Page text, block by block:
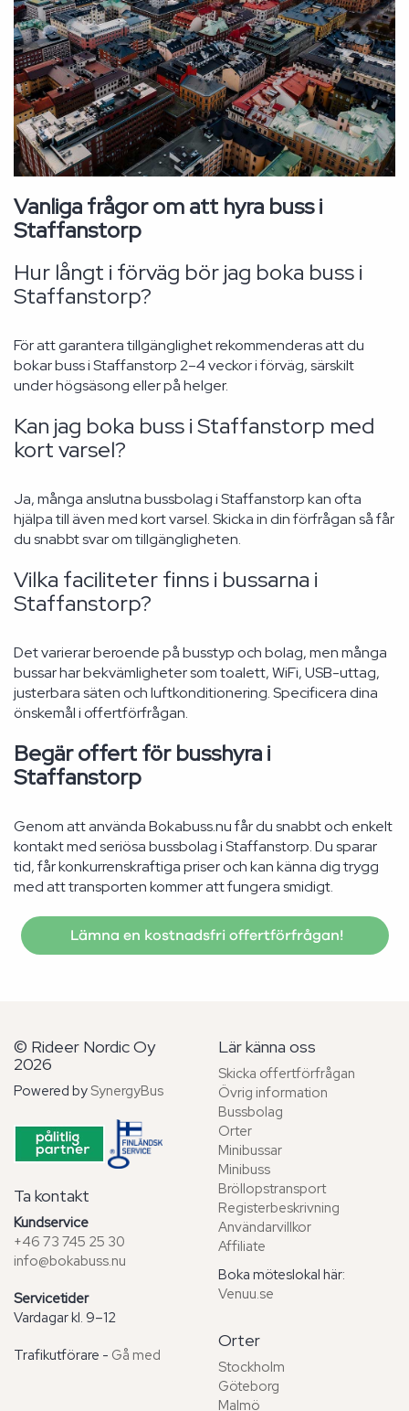
Vanliga frågor om att hyra buss i
Staffanstorp
Hur långt i förväg bör jag boka buss i
Staffanstorp?
För att garantera tillgänglighet rekommenderas att du
bokar buss i Staffanstorp 2–4 veckor i förväg, särskilt
under högsäsong eller på helger.
Kan jag boka buss i Staffanstorp med
kort varsel?
Ja, många anslutna bussbolag i Staffanstorp kan ofta
hjälpa till även med kort varsel. Skicka in din förfrågan så får
du snabbt svar om tillgängligheten.
Vilka faciliteter finns i bussarna i
Staffanstorp?
Det varierar beroende på busstyp och bolag, men många
bussar har bekvämligheter som toalett, WiFi, USB-uttag,
justerbara säten och luftkonditionering. Specificera dina
önskemål i offertförfrågan.
Begär offert för busshyra i
Staffanstorp
Genom att använda Bokabuss.nu får du snabbt och enkelt
kontakt med seriösa bussbolag i Staffanstorp. Du sparar
tid, får konkurrenskraftiga priser och kan känna dig trygg
med att transporten kommer att fungera smidigt.
Lämna en kostnadsfri offertförfrågan!
© Rideer Nordic Oy
2026
Powered by SynergyBus
Ta kontakt
Kundservice
+46 73 745 25 30
info@bokabuss.nu
Servicetider
Vardagar kl. 9–12
Trafikutförare - Gå med
Lär känna oss
Skicka offertförfrågan
Övrig information
Bussbolag
Orter
Minibussar
Minibuss
Bröllopstransport
Registerbeskrivning
Användarvillkor
Affiliate
Boka möteslokal här:
Venuu.se
Orter
Stockholm
Göteborg
Malmö